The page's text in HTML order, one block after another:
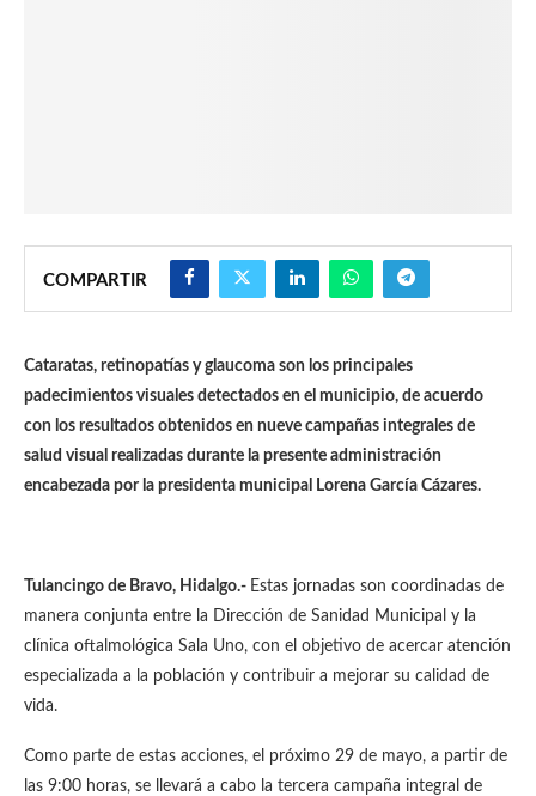
COMPARTIR
Cataratas, retinopatías y glaucoma son los principales
padecimientos visuales detectados en el municipio, de acuerdo
con los resultados obtenidos en nueve campañas integrales de
salud visual realizadas durante la presente administración
encabezada por la presidenta municipal Lorena García Cázares.
Tulancingo de Bravo, Hidalgo.- Estas jornadas son coordinadas de
manera conjunta entre la Dirección de Sanidad Municipal y la
clínica oftalmológica Sala Uno, con el objetivo de acercar atención
especializada a la población y contribuir a mejorar su calidad de
vida.
Como parte de estas acciones, el próximo 29 de mayo, a partir de
las 9:00 horas, se llevará a cabo la tercera campaña integral de